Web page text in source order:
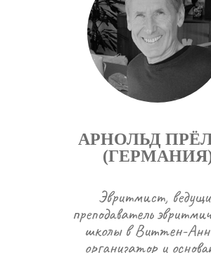
АРНОЛЬД
Эвритмист,
преподаватель
школы в Виттен-
организатор и